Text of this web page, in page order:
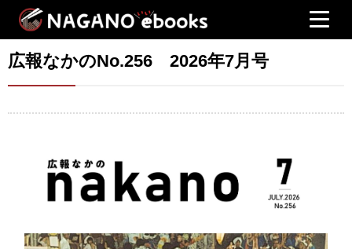
広報なかのNo.256 2026年7月号